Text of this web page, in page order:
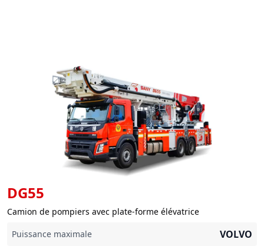
DG55
Camion de pompiers avec plate-forme élévatrice
Puissance maximale
VOLVO